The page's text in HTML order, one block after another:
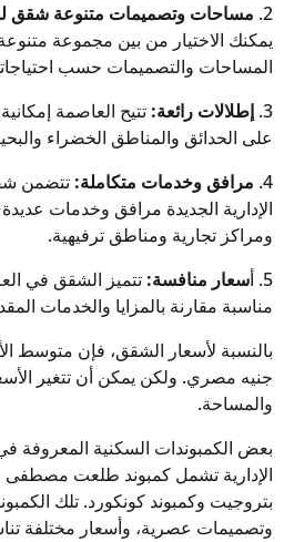
2. مساحات وتصميمات متنوعة شقق
يمكنك الاختيار من بين مجموعة
المساحات والتصميمات حسب
3. إطلالات رائعة: تتيح العاصمة
على الحدائق والمناطق الخضراء
4. مرافق وخدمات متكاملة: تتضمن
الإدارية الجديدة مرافق وخدمات
ومراكز تجارية ومناطق ترفيهية.
5. أ سعار منافسة: تتميز الشقق في
مناسبة مقارنة بالمزايا والخدمات
جنيه مصري. ولكن يمكن أن تتغير
والمساحة.
بعض الكمبوندات السكنية المعروفة
الإدارية تشمل كمبوند طلعت مصطفى
بتروجيت وكمبوند كونكورد. تلك
وتصميمات عصرية، وأسعار مختلفة